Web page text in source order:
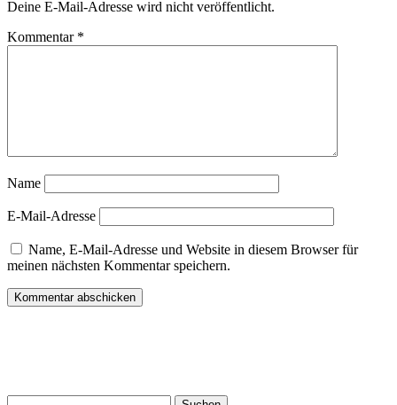
Deine E-Mail-Adresse wird nicht veröffentlicht.
Kommentar *
Name
E-Mail-Adresse
Name, E-Mail-Adresse und Website in diesem Browser für
meinen nächsten Kommentar speichern.